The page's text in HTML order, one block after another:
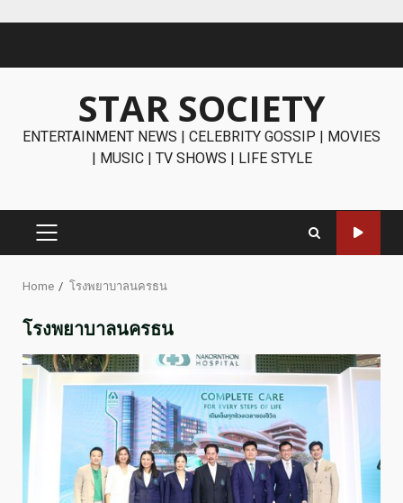
STAR SOCIETY
ENTERTAINMENT NEWS | CELEBRITY GOSSIP | MOVIES
| MUSIC | TV SHOWS | LIFE STYLE
PRIMARY
Home โรงพยาบาลนครธน
โรงพยาบาลนครธน